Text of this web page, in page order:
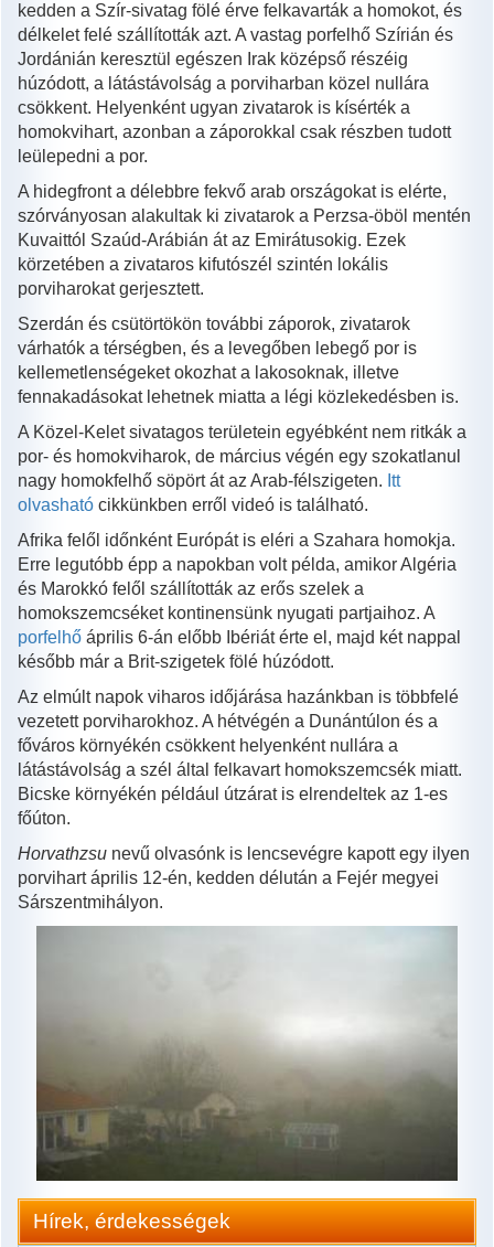
kedden a Szír-sivatag fölé érve felkavarták a homokot, és
délkelet felé szállították azt. A vastag porfelhő Szírián és
Jordánián keresztül egészen Irak középső részéig
húzódott, a látástávolság a porviharban közel nullára
csökkent. Helyenként ugyan zivatarok is kísérték a
homokvihart, azonban a záporokkal csak részben tudott
leülepedni a por.
A hidegfront a délebbre fekvő arab országokat is elérte,
szórványosan alakultak ki zivatarok a Perzsa-öböl mentén
Kuvaittól Szaúd-Arábián át az Emirátusokig. Ezek
körzetében a zivataros kifutószél szintén lokális
porviharokat gerjesztett.
Szerdán és csütörtökön további záporok, zivatarok
várhatók a térségben, és a levegőben lebegő por is
kellemetlenségeket okozhat a lakosoknak, illetve
fennakadásokat lehetnek miatta a légi közlekedésben is.
A Közel-Kelet sivatagos területein egyébként nem ritkák a
por- és homokviharok, de március végén egy szokatlanul
nagy homokfelhő söpört át az Arab-félszigeten. Itt
olvasható cikkünkben erről videó is található.
Afrika felől időnként Európát is eléri a Szahara homokja.
Erre legutóbb épp a napokban volt példa, amikor Algéria
és Marokkó felől szállították az erős szelek a
homokszemcséket kontinensünk nyugati partjaihoz. A
porfelhő április 6-án előbb Ibériát érte el, majd két nappal
később már a Brit-szigetek fölé húzódott.
Az elmúlt napok viharos időjárása hazánkban is többfelé
vezetett porviharokhoz. A hétvégén a Dunántúlon és a
főváros környékén csökkent helyenként nullára a
látástávolság a szél által felkavart homokszemcsék miatt.
Bicske környékén például útzárat is elrendeltek az 1-es
főúton.
Horvathzsu nevű olvasónk is lencsevégre kapott egy ilyen
porvihart április 12-én, kedden délután a Fejér megyei
Sárszentmihályon.
Hírek, érdekességek